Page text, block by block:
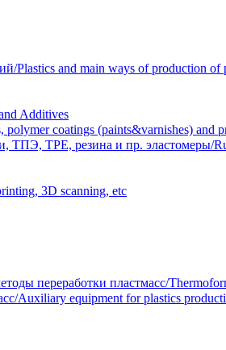
Plastics and main ways of production of
Additives
coatings (paints&varnishes) and
TPE, резина и пр. эластомеры/
3D scanning, etc
переработки пластмасс/
Auxiliary equipment for plastics